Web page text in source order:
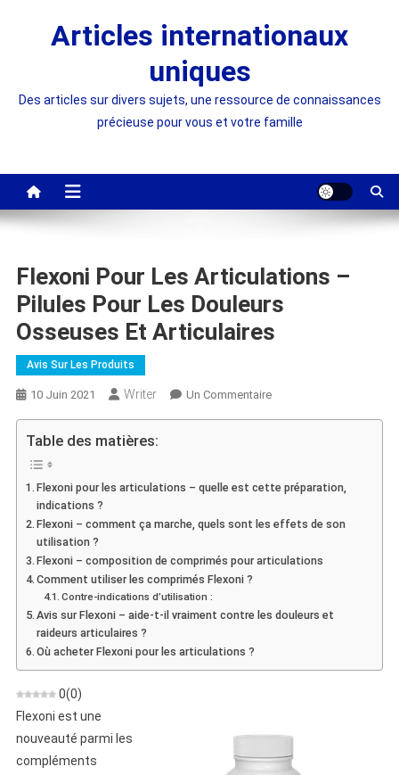
Articles internationaux
uniques
Des articles sur divers sujets, une ressource de connaissances
précieuse pour vous et votre famille
Flexoni Pour Les Articulations –
Pilules Pour Les Douleurs
Osseuses Et Articulaires
Avis Sur Les Produits
10 Juin 2021 Writer Un CommentaireSur
Pilules
Les
Et
Table des matières:
Flexoni pour les articulations – quelle est cette préparation,
indications ?
Flexoni – comment ça marche, quels sont les effets de son
utilisation ?
Flexoni – composition de comprimés pour articulations
Comment utiliser les comprimés Flexoni ?
Contre-indications d’utilisation :
Avis sur Flexoni – aide-t-il vraiment contre les douleurs et
raideurs articulaires ?
Où acheter Flexoni pour les articulations ?
0(0)
Flexoni est une
nouveauté parmi les
compléments